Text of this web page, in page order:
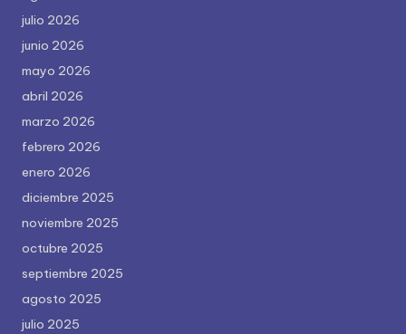
julio 2026
junio 2026
mayo 2026
abril 2026
marzo 2026
febrero 2026
enero 2026
diciembre 2025
noviembre 2025
octubre 2025
septiembre 2025
agosto 2025
julio 2025